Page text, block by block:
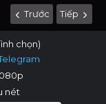
Trước Tiếp
chọn)
nét